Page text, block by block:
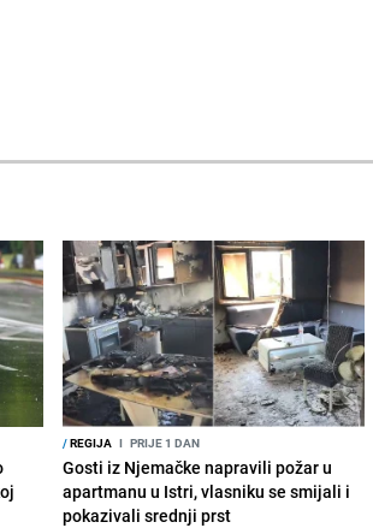
/REGIJA I PRIJE 1 DAN
Gosti iz Njemačke napravili požar u
apartmanu u Istri, vlasniku se smijali i
pokazivali srednji prst